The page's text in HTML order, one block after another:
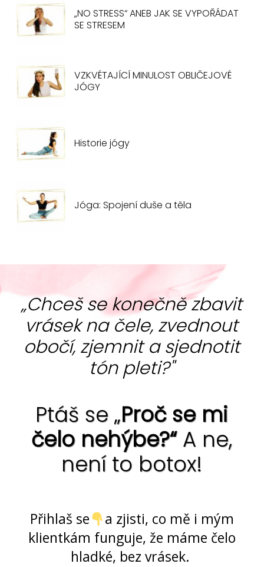
„NO STRESS“ ANEB JAK SE VYPOŘÁDAT
SE STRESEM
VZKVÉTAJÍCÍ MINULOST OBLIČEJOVÉ
JÓGY
Historie jógy
Jóga: Spojení duše a těla
„Chceš se konečně zbavit
vrásek na čele, zvednout
obočí, zjemnit a sjednotit
tón pleti?"
Ptáš se „Proč se mi
čelo nehýbe?“A ne,
není to botox!
Přihlaš se
a zjisti, co mě i mým
klientkám funguje, že máme čelo
hladké, bez vrásek.